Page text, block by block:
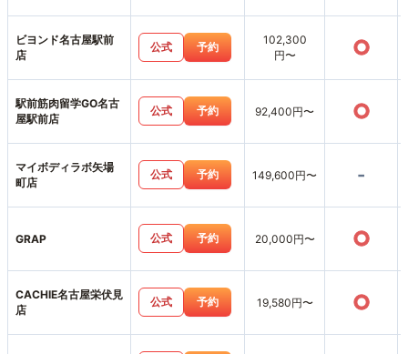
ビヨンド名古屋駅前
店
公式 予約
102,300
円〜
○
駅前筋肉留学GO名古
屋駅前店
公式 予約 92,400円〜 ○
マイボディラボ矢場
町店
公式 予約 149,600円〜 -
GRAP 公式 予約 20,000円〜 ○
CACHIE名古屋栄伏見
店
公式 予約 19,580円〜 ○